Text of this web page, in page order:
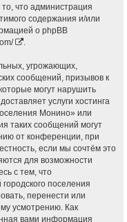
что администрация
содержания и/или
о phpBB
угрожающих,
сообщений, призывов к
могут нарушить
услуги хостинга
Монино» или
таких сообщений могут
от конференции, при
если мы сочтём это
для возможности
с тем, что
поселения
перенести или
усмотрению. Как
вами информация